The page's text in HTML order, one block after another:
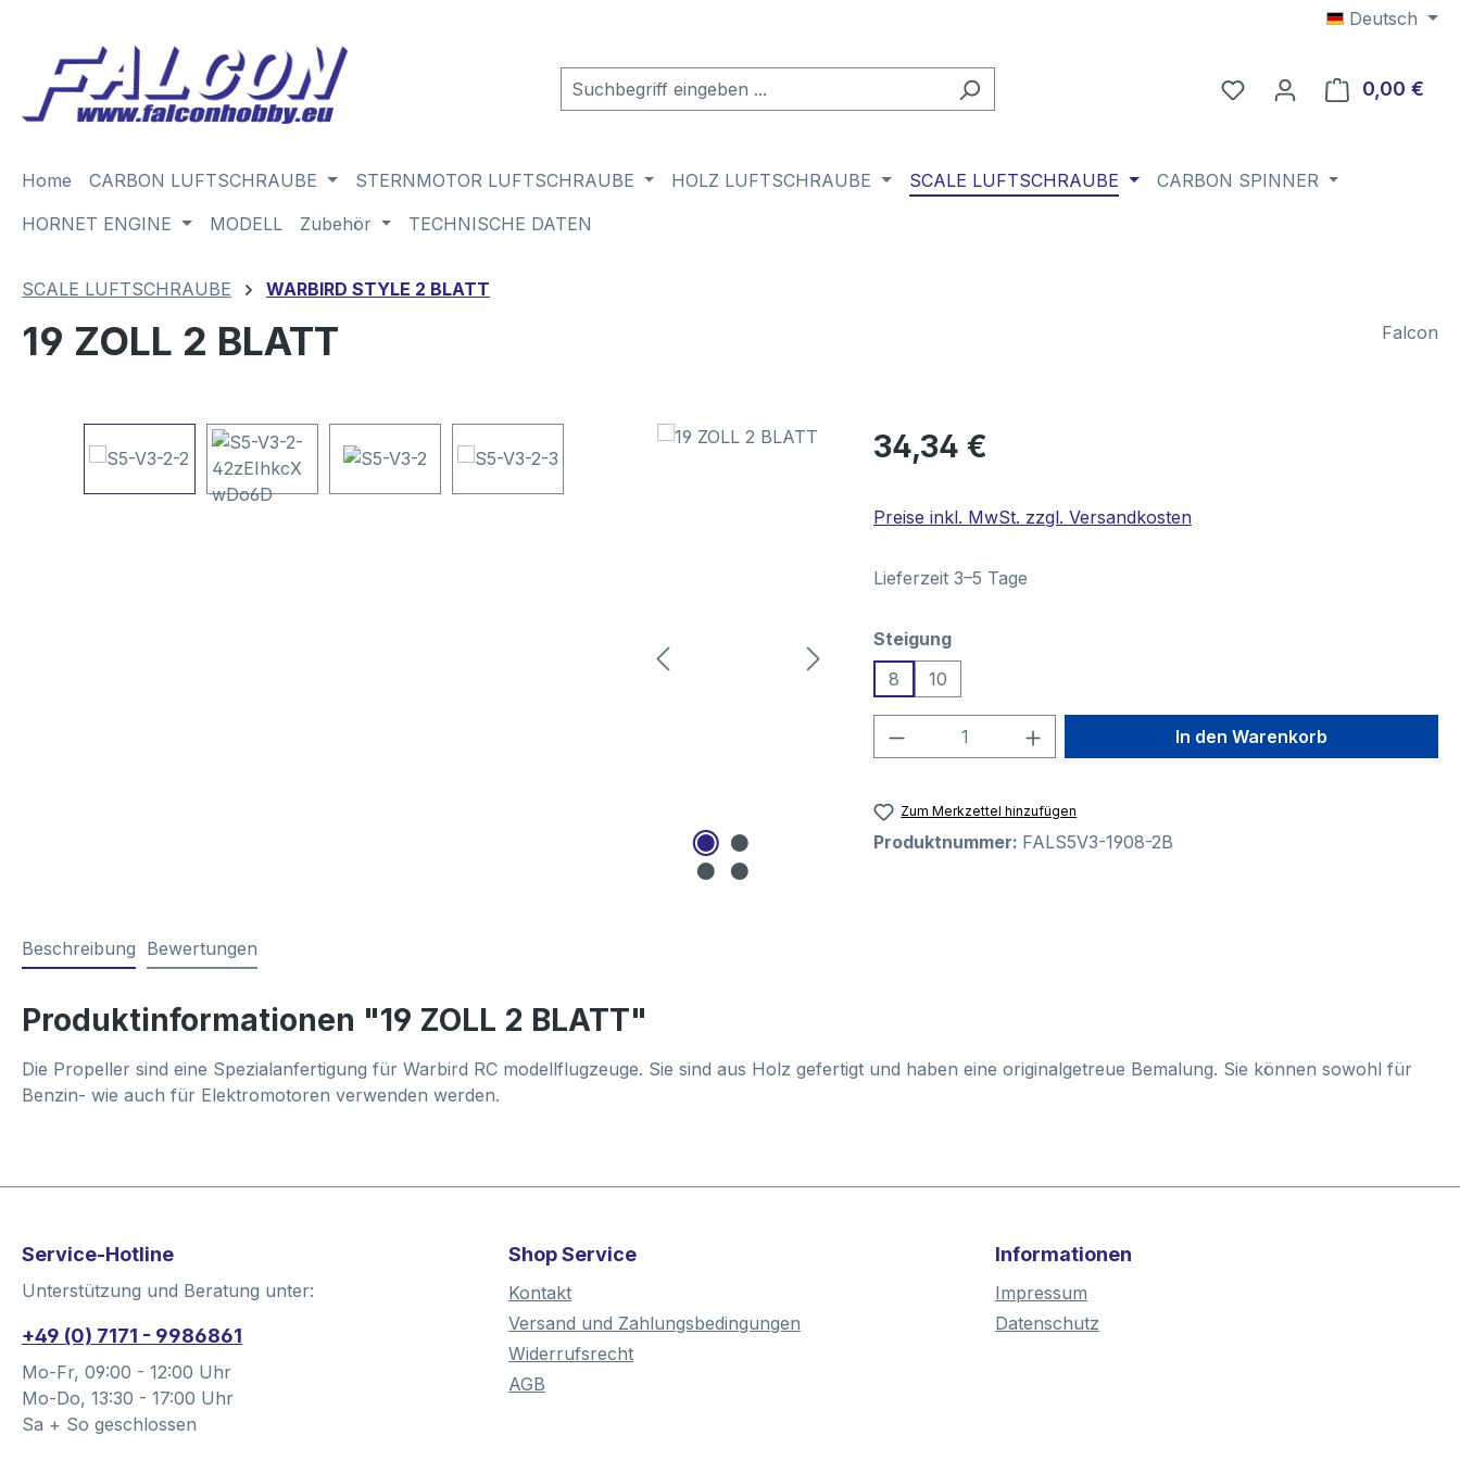
Deutsch
Du hast 0 Produkte auf
0,00 €
Home CARBON LUFTSCHRAUBE STERNMOTOR LUFTSCHRAUBE HOLZ LUFTSCHRAUBE SCALE LUFTSCHRAUBE
CARBON SPINNER
HORNET ENGINE
MODELL Zubehör TECHNISCHE DATEN
SCALE LUFTSCHRAUBE WARBIRD STYLE 2 BLATT
19 ZOLL 2 BLATT Falcon
Bildergalerie überspringen Regulärer Preis:
34,34 €
Preise inkl. MwSt. zzgl. Versandkosten
Lieferzeit 3–5 Tage
Steigungauswählen
8
10
Produkt Anzahl: Gib den gewünschten Wert
In den Warenkorb
Zum Merkzettel hinzufügen
Produktnummer: FALS5V3-1908-2B
Beschreibung Bewertungen
Produktinformationen "19 ZOLL 2 BLATT"
Die Propeller sind eine Spezialanfertigung für Warbird RC modellflugzeuge. Sie sind aus Holz gefertigt und haben eine originalgetreue Bemalung. Sie können sowohl für
Benzin- wie auch für Elektromotoren verwenden werden.
Service-Hotline
Unterstützung und Beratung unter:
+49 (0) 7171 - 9986861
Mo-Fr, 09:00 - 12:00 Uhr
Mo-Do, 13:30 - 17:00 Uhr
Sa + So geschlossen
Shop Service
Kontakt
Versand und Zahlungsbedingungen
Widerrufsrecht
AGB
Informationen
Impressum
Datenschutz